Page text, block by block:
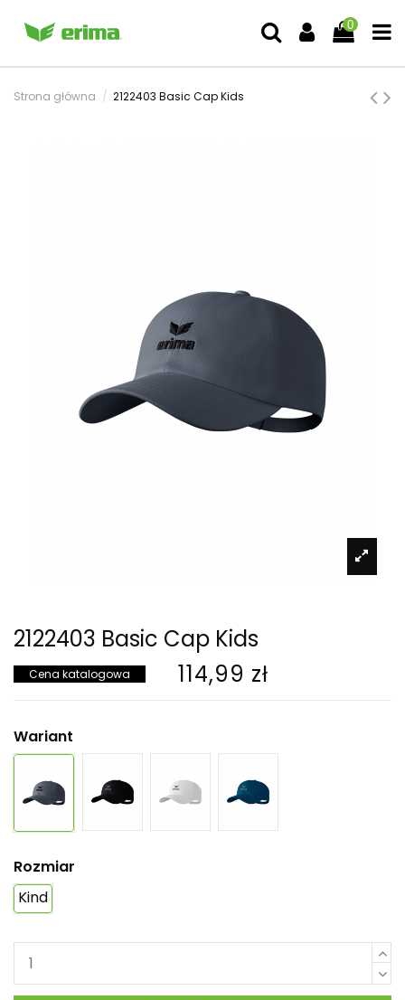
0
Strona główna 2122403 Basic Cap Kids
2122403 Basic Cap Kids
Cena katalogowa 114,99 zł
Wariant
Rozmiar
Kind